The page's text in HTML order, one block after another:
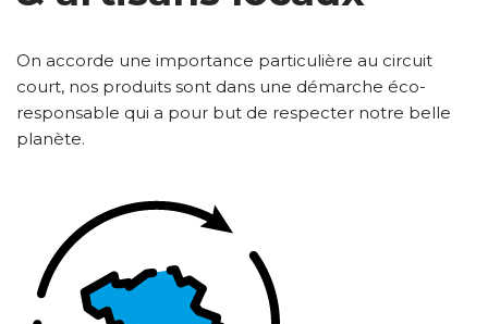
On accorde une importance particulière au circuit
court, nos produits sont dans une démarche éco-
responsable qui a pour but de respecter notre belle
planète.